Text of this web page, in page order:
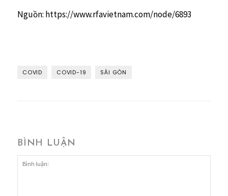
Nguồn: https://www.rfavietnam.com/node/6893
COVID COVID-19 SÀI GÒN
BÌNH LUẬN